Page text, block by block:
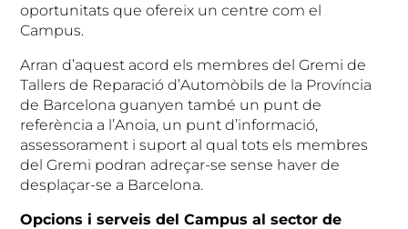
oportunitats que ofereix un centre com el
Campus.
Arran d’aquest acord els membres del Gremi de
Tallers de Reparació d’Automòbils de la Província
de Barcelona guanyen també un punt de
referència a l’Anoia, un punt d’informació,
assessorament i suport al qual tots els membres
del Gremi podran adreçar-se sense haver de
desplaçar-se a Barcelona.
Opcions i serveis del Campus al sector de